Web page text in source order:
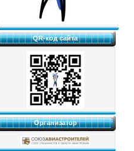
QR-код сайта
Организатор